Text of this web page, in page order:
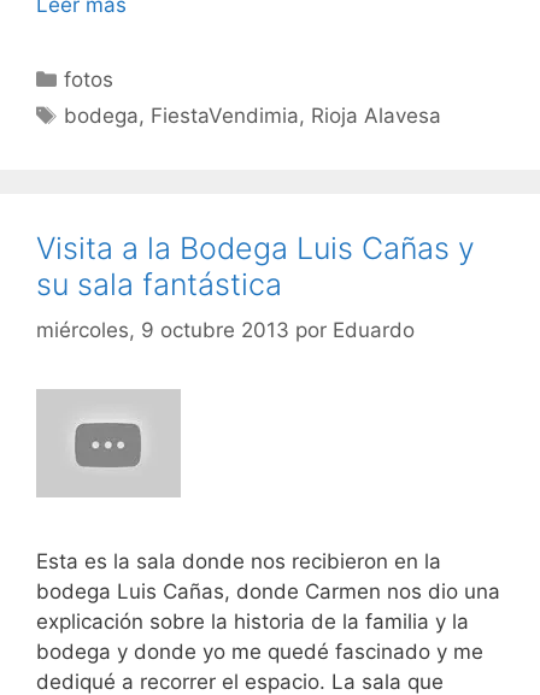
Categorías
fotos
Etiquetas
bodega, FiestaVendimia, Rioja Alavesa
Visita a la Bodega Luis Cañas y
su sala fantástica
miércoles, 9 octubre 2013 por Eduardo
Esta es la sala donde nos recibieron en la
bodega Luis Cañas, donde Carmen nos dio una
explicación sobre la historia de la familia y la
bodega y donde yo me quedé fascinado y me
dediqué a recorrer el espacio. La sala que